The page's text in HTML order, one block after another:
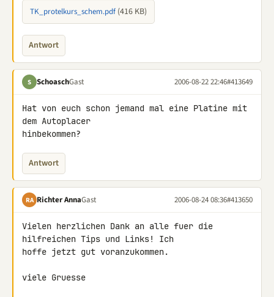
TK_protelkurs_schem.pdf (416 KB)
Antwort
S SchoaschGast 2006-08-22 22:46#413649
Hat von euch schon jemand mal eine Platine mit
dem Autoplacer
hinbekommen?
Antwort
RA Richter AnnaGast 2006-08-24 08:36#413650
Vielen herzlichen Dank an alle fuer die
hilfreichen Tips und Links! Ich
hoffe jetzt gut voranzukommen.
viele Gruesse